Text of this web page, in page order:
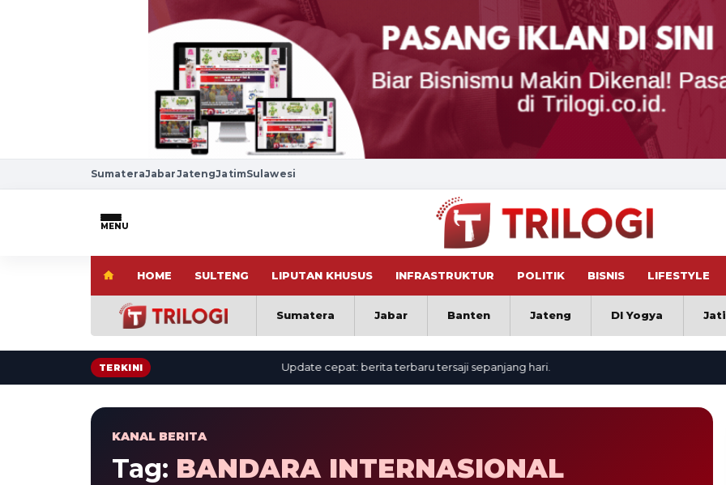
SumateraJabarJatengJatimSulawesi
MENU
HOME SULTENG LIPUTAN KHUSUS INFRASTRUKTUR POLITIK BISNIS LIFESTYLE
Sumatera Jabar Banten Jateng DI Yogya
TERKINI Update cepat: berita terbaru tersaji sepanjang hari.
KANAL BERITA
Tag: BANDARA INTERNASIONAL